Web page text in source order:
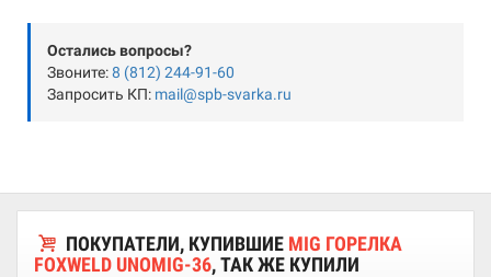
Остались вопросы?
Звоните:8 (812) 244-91-60
Запросить КП: mail@spb-svarka.ru
ПОКУПАТЕЛИ, КУПИВШИЕ MIG ГОРЕЛКА
FOXWELD UNOMIG-36, ТАК ЖЕ КУПИЛИ